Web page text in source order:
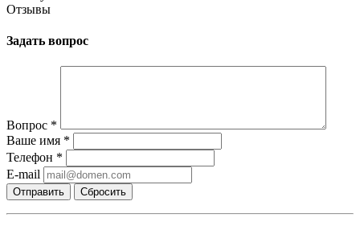
Отзывы
Задать вопрос
Вопрос *
Ваше имя *
Телефон *
E-mail
Сбросить